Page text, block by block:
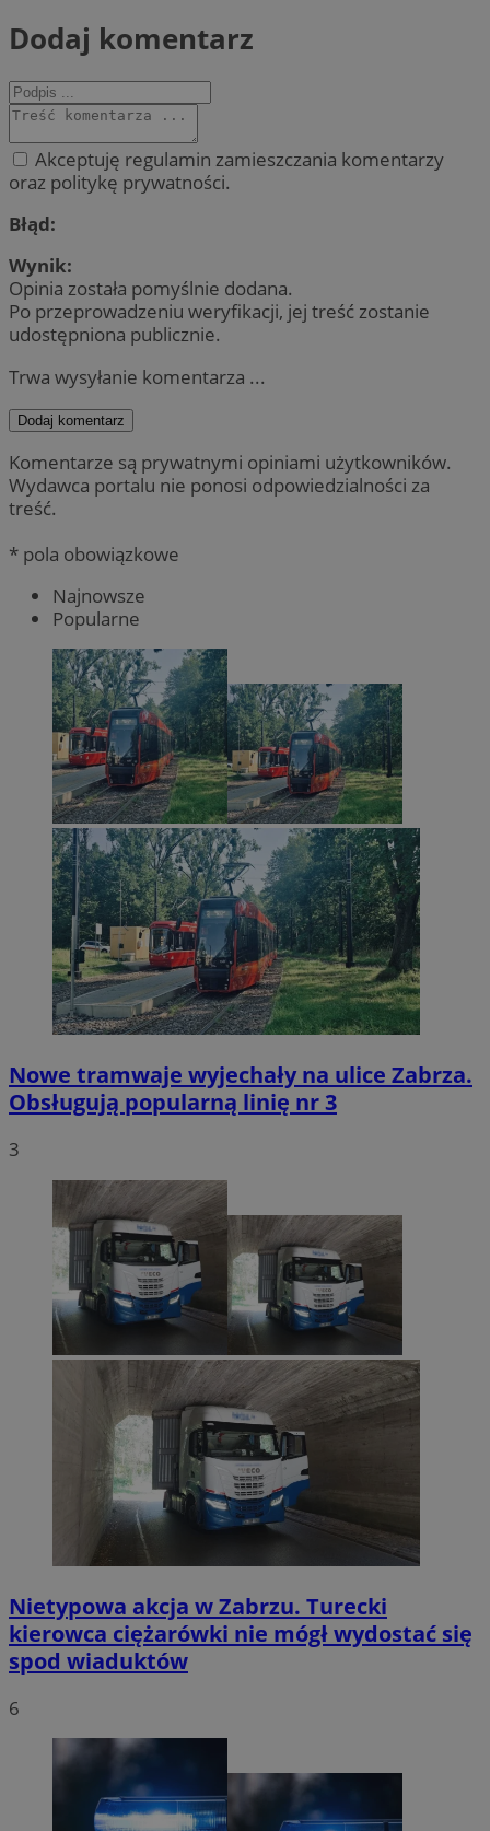
Dodaj komentarz
Akceptuję regulamin zamieszczania komentarzy
oraz politykę prywatności.
Błąd:
Wynik:
Opinia została pomyślnie dodana.
Po przeprowadzeniu weryfikacji, jej treść zostanie
udostępniona publicznie.
Trwa wysyłanie komentarza ...
Dodaj komentarz
Komentarze są prywatnymi opiniami użytkowników.
Wydawca portalu nie ponosi odpowiedzialności za
treść.
* pola obowiązkowe
Najnowsze
Popularne
Nowe tramwaje wyjechały na ulice Zabrza.
Obsługują popularną linię nr 3
3
Nietypowa akcja w Zabrzu. Turecki
kierowca ciężarówki nie mógł wydostać się
spod wiaduktów
6